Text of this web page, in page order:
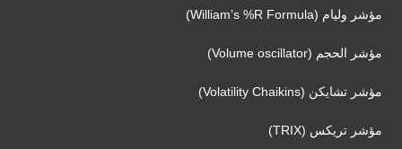
مؤشر وليام (William’s %R Formula)
مؤشر الحجم (Volume oscillator)
مؤشر تشايكن (Volatility Chaikins)
مؤشر تريكس (TRIX)